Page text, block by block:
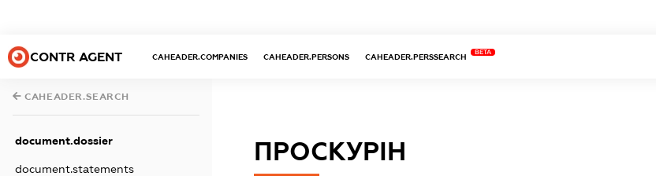
CONTR AGENT CAHEADER.COMPANIES CAHEADER.PERSONS CAHEADER.PERSSEARCH
BETA
CAHEADER.SEARCH
document.dossier
document.statements
ПРОСКУРІН